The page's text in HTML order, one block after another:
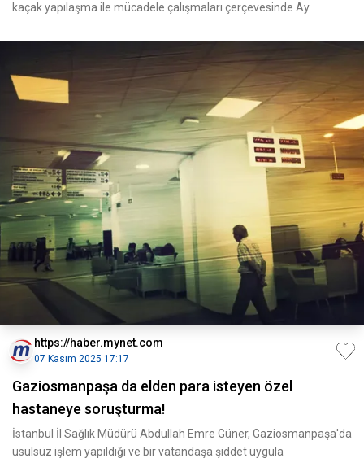
kaçak yapılaşma ile mücadele çalışmaları çerçevesinde Ay
https://haber.mynet.com
07 Kasım 2025 17:17
Gaziosmanpaşa da elden para isteyen özel
hastaneye soruşturma!
İstanbul İl Sağlık Müdürü Abdullah Emre Güner, Gaziosmanpaşa'da
usulsüz işlem yapıldığı ve bir vatandaşa şiddet uygula